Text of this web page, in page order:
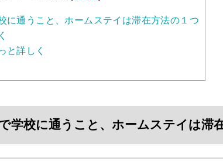
に通うこと、ホームステイは滞在方法の１つ
と詳しく
学校に通うこと、ホームステイは滞